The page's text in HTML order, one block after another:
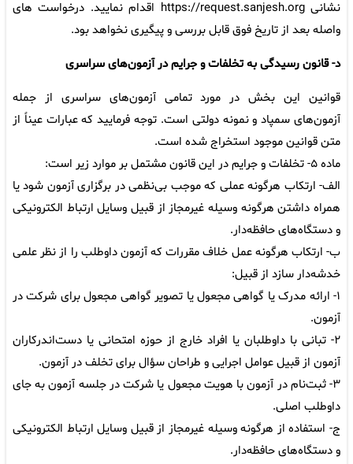
نشانیhttps://request.sanjesh.org اقدام نمایید. درخواست های
واصله بعد از تاریخ فوق قابل بررسی و پیگیری نخواهد بود.
د- قانون رسیدگی به تخلفات و جرایم در آزمون‌های سراسری
قوانین این بخش در مورد تمامی آزمون‌های سراسری از جمله
آزمون‌های سمپاد و نمونه دولتی است. توجه فرمایید که عبارات عیناً از
متن قوانین موجود استخراج شده است.
ماده ۵- تخلفات و جرایم در این قانون مشتمل بر موارد زیر است:
الف- ارتکاب هرگونه عملی که موجب بی‌نظمی در برگزاری آزمون شود یا
همراه داشتن هرگونه وسیله غیرمجاز از قبیل وسایل ارتباط الکترونیکی
و دستگاه‌های حافظه‌دار.
ب- ارتکاب هرگونه عمل خلاف مقررات که آزمون داوطلب را از نظر علمی
خدشه‌دار سازد از قبیل:
۱- ارائه مدرک یا گواهی مجعول یا تصویر گواهی مجعول برای شرکت در
آزمون.
۲- تبانی با داوطلبان یا افراد خارج از حوزه امتحانی یا دست‌اندرکاران
آزمون از قبیل عوامل اجرایی و طراحان سؤال برای تخلف در آزمون.
۳- ثبت‌نام در آزمون با هویت مجعول یا شرکت در جلسه آزمون به جای
داوطلب اصلی.
ج- استفاده از هرگونه وسیله غیرمجاز از قبیل وسایل ارتباط الکترونیکی
و دستگاه‌های حافظه‌دار.